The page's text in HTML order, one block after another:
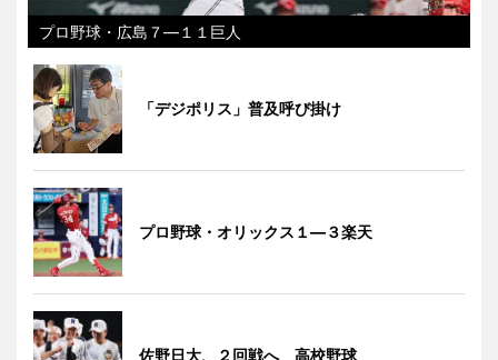
プロ野球・広島７―１１巨人
「デジポリス」普及呼び掛け
プロ野球・オリックス１―３楽天
佐野日大、２回戦へ 高校野球